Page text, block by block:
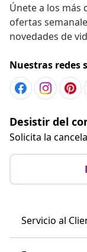
Únete a los más
ofertas
novedades de
Nuestras redes
Desistir del
Solicita la
Servicio al